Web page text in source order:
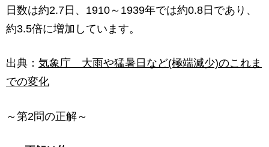
日数は約2.7日、1910～1939年では約0.8日であり、
約3.5倍に増加しています。
出典： 気象庁 大雨や猛暑日など(極端減少)のこれま
での変化
～第2問の正解～